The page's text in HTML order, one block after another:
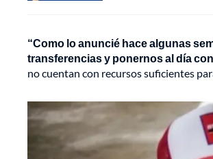
“Como lo anuncié hace algunas
transferencias y ponernos al día
no cuentan con recursos suficientes